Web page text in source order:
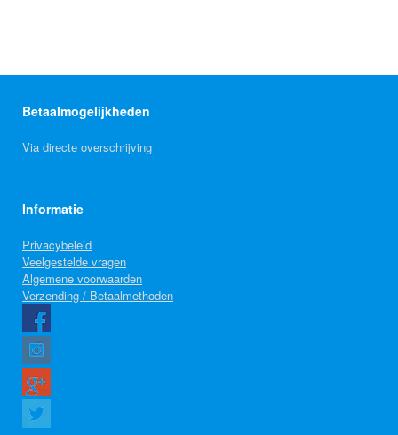
Betaalmogelijkheden
Via directe overschrijving
Informatie
Privacybeleid
Veelgestelde vragen
Algemene voorwaarden
Verzending / Betaalmethoden